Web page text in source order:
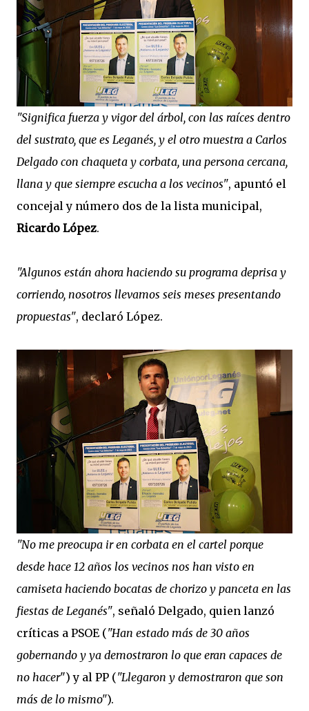
"Significa fuerza y vigor del árbol, con las raíces dentro
del sustrato, que es Leganés, y el otro muestra a Carlos
Delgado con chaqueta y corbata, una persona cercana,
llana y que siempre escucha a los vecinos", apuntó el
concejal y número dos de la lista municipal,
Ricardo López.
"Algunos están ahora haciendo su programa deprisa y
corriendo, nosotros llevamos seis meses presentando
propuestas", declaró López.
"No me preocupa ir en corbata en el cartel porque
desde hace 12 años los vecinos nos han visto en
camiseta haciendo bocatas de chorizo y panceta en las
fiestas de Leganés", señaló Delgado, quien lanzó
críticas a PSOE ("Han estado más de 30 años
gobernando y ya demostraron lo que eran capaces de
no hacer") y al PP ("Llegaron y demostraron que son
más de lo mismo").